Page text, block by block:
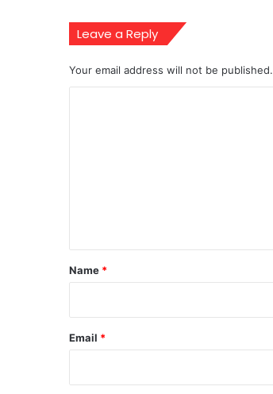
Leave a Reply
Your email address will not be published.
*
Name *
Email *